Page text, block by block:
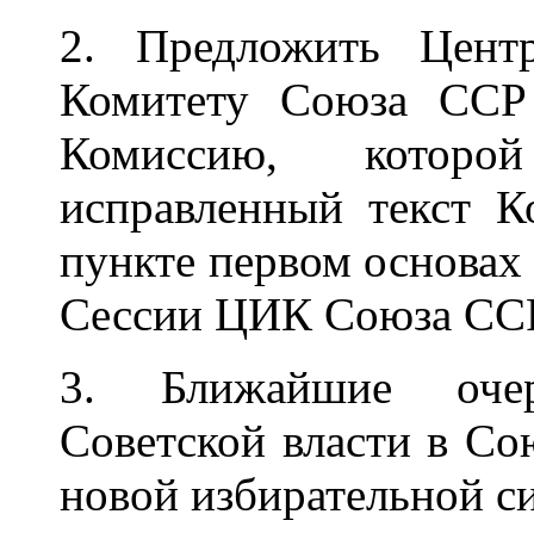
2. Предложить
Комитету Союза ССР
Комиссию,
исправленный текст
пункте первом
Сессии ЦИК Союза
3. Ближайшие
Советской власти в
новой избирательной